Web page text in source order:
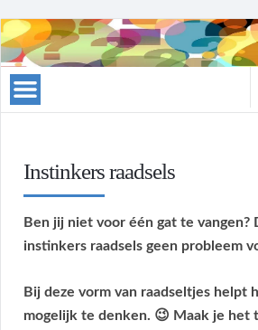
Raadsels
Instinkers raadsels
Ben jij niet voor één gat te vangen?
instinkers raadsels geen probleem
Bij deze vorm van raadseltjes helpt
mogelijk te denken. 😉 Maak je het